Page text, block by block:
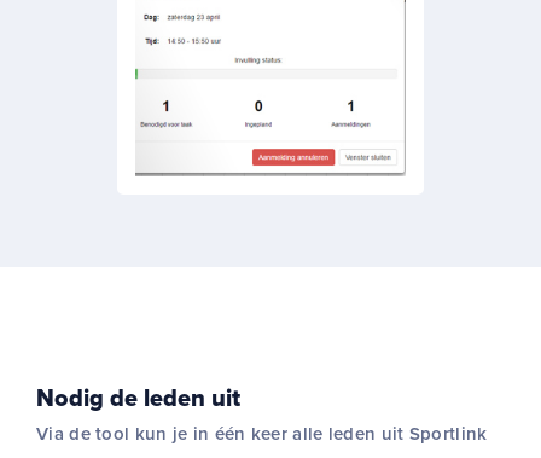
Nodig de leden uit
Via de tool kun je in één keer alle leden uit Sportlink